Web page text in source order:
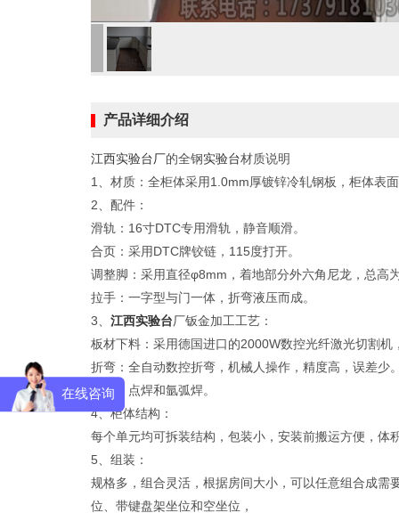
产品详细介绍
江西实验台厂的全钢实验台材质说明
1、材质：全柜体采用1.0mm厚镀锌冷轧钢板，柜体表
2、配件：
滑轨：16寸DTC专用滑轨，静音顺滑。
合页：采用DTC牌铰链，115度打开。
调整脚：采用直径φ8mm，着地部分外六角尼龙，总高
拉手：一字型与门一体，折弯液压而成。
3、 江西实验台厂钣金加工工艺：
板材下料：采用德国进口的2000W数控光纤激光切割机
折弯：全自动数控折弯，机械人操作，精度高，误差少
焊接：点焊和氩弧焊。
4、柜体结构：
每个单元均可拆装结构，包装小，安装前搬运方便，
5、组装：
规格多，组合灵活，根据房间大小，可以任意组合成
位、带键盘架坐位和空坐位，
在线咨询